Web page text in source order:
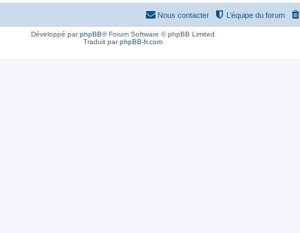
L’équipe du forum
Nous contacter
Développé parphpBB® Forum Software © phpBB Limited
Traduit parphpBB-fr.com